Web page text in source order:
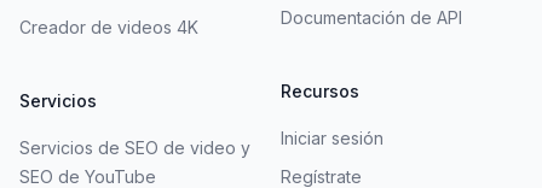
Creador de videos 4K
Servicios
Servicios de SEO de video y
SEO de YouTube
Documentación de API
Recursos
Iniciar sesión
Regístrate